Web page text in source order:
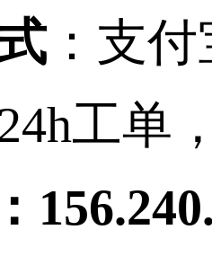
： 支付
工单